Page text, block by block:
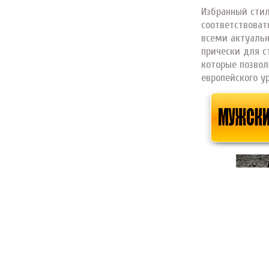
Избранный
всеми
прически для
которые
европейского